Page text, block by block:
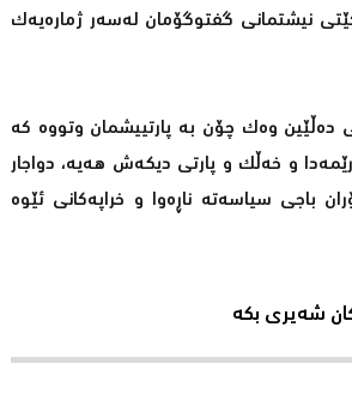
نیشتمانی گفتوگۆمان لەسەر ژمارەیەك
دەڵێین وەك چۆن بە پارتییشمان وتووە كە
و خەڵك و پارتی دیكەش هەیە، دواجار
باجی سیاسەتە ناڕەوا و خراپەكانی ئێوە
شەیری بکە